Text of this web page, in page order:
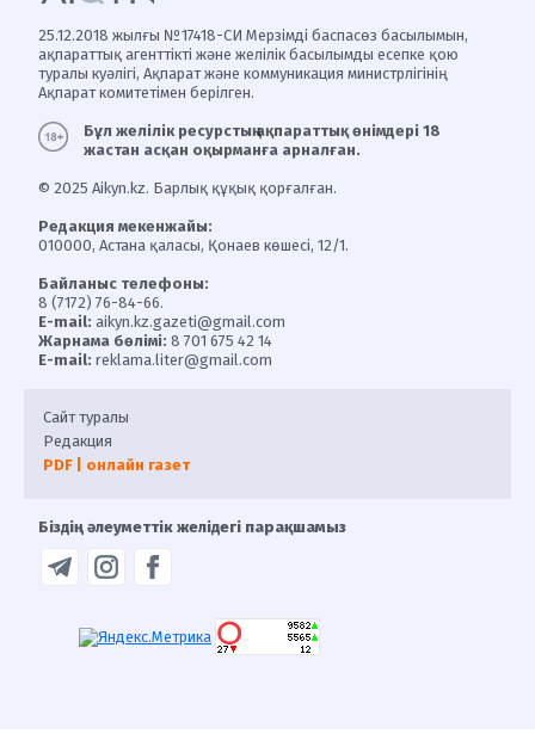
25.12.2018 жылғы №17418-СИ Мерзімді баспасөз басылымын,
ақпараттық агенттікті және желілік басылымды есепке қою
туралы куәлігі, Ақпарат және коммуникация министрлігінің
Ақпарат комитетімен берілген.
Бұл желілік ресурстың ақпараттық өнімдері 18
жастан асқан оқырманға арналған.
© 2025 Aikyn.kz. Барлық құқық қорғалған.
Редакция мекенжайы:
010000, Астана қаласы, Қонаев көшесі, 12/1.
Байланыс телефоны:
8 (7172) 76-84-66.
E-mail: aikyn.kz.gazeti@gmail.com
Жарнама бөлімі: 8 701 675 42 14
E-mail: reklama.liter@gmail.com
Сайт туралы
Редакция
PDF | онлайн газет
Біздің әлеуметтік желідегі парақшамыз